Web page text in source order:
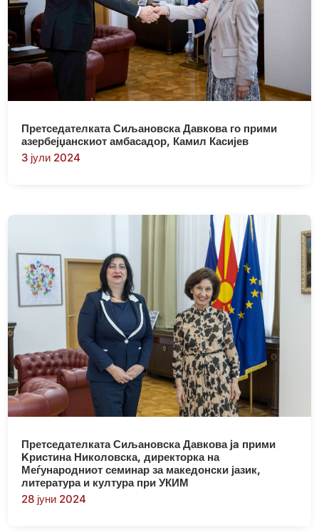
Претседателката Сиљановска Давкова го прими
азербејџанскиот амбасадор, Камил Касијев
3 јули 2024
Претседателката Сиљановска Давкова ja прими
Kристина Николовска, директорка на
Меѓународниот семинар за македонски јазик,
литература и култура при УКИМ
28 јуни 2024